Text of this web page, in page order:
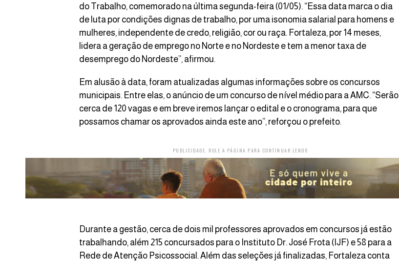
do Trabalho, comemorado na última segunda-feira (01/05). “Essa data marca o dia
de luta por condições dignas de trabalho, por uma isonomia salarial para homens e
mulheres, independente de credo, religião, cor ou raça. Fortaleza, por 14 meses,
lidera a geração de emprego no Norte e no Nordeste e tem a menor taxa de
desemprego do Nordeste”, afirmou.
Em alusão à data, foram atualizadas algumas informações sobre os concursos
municipais. Entre elas, o anúncio de um concurso de nível médio para a AMC. “Serão
cerca de 120 vagas e em breve iremos lançar o edital e o cronograma, para que
possamos chamar os aprovados ainda este ano”, reforçou o prefeito.
PUBLICIDADE. ROLE A PÁGINA PARA CONTINUAR LENDO
Durante a gestão, cerca de dois mil professores aprovados em concursos já estão
trabalhando, além 215 concursados para o Instituto Dr. José Frota (IJF) e 58 para a
Rede de Atenção Psicossocial. Além das seleções já finalizadas, Fortaleza conta